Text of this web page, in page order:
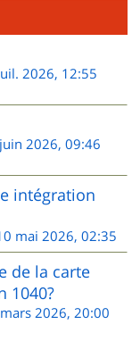
2026, 12:55
2026, 09:46
intégration
mai 2026, 02:35
de la carte
1040?
2026, 20:00